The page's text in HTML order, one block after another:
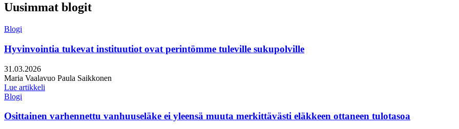
Uusimmat blogit
Blogi
Hyvinvointia tukevat instituutiot ovat perintömme tuleville sukupolville
Julkaistu:
31.03.2026
Kirjoittajat:
Maria Vaalavuo Paula Saikkonen
Lue artikkeli
Blogi
Osittainen varhennettu vanhuuseläke ei yleensä muuta merkittävästi eläkkeen ottaneen tulotasoa